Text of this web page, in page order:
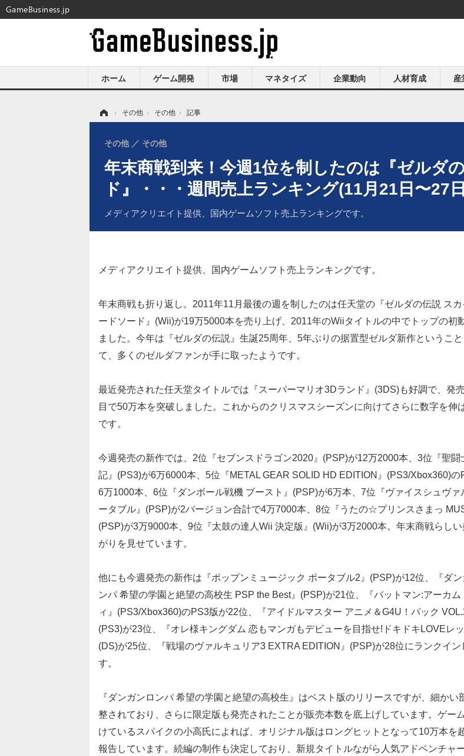
ホーム ゲーム開発 市場 マネタイズ 企業動向 人材育成 産
› その他 › その他 › 記事
年末商戦到来！今週1位を制したのは『ゼルダ
ド』・・・週間売上ランキング(11月21日〜27
メディアクリエイト提供、国内ゲームソフト売上ランキングです。
その他 その他
メディアクリエイト提供、国内ゲームソフト売上ランキングです。
年末商戦も折り返し。2011年11月最後の週を制したのは任天堂の『ゼルダの伝説 スカ
ードソード』(Wii)が19万5000本を売り上げ、2011年のWiiタイトルの中でトップの初
ました。今年は『ゼルダの伝説』生誕25周年、5年ぶりの据置型ゼルダ新作というこ
て、多くのゼルダファンが手に取ったようです。
最近発売された任天堂タイトルでは『スーパーマリオ3Dランド』(3DS)も好調で、発
目で50万本を突破しました。これからのクリスマスシーズンに向けてさらに数字を伸
です。
今週発売の新作では、2位『セブンスドラゴン2020』(PSP)が12万2000本、3位『聖闘
記』(PS3)が6万6000本、5位『METAL GEAR SOLID HD EDITION』(PS3/Xbox360)の
6万1000本、6位『ダンボール戦機 ブースト』(PSP)が6万本、7位『ヴァイスシュヴァ
ータブル』(PSP)が2バージョン合計で4万7000本、8位『うたの☆プリンスさまっ
(PSP)が3万9000本、9位『太鼓の達人Wii 決定版』(Wii)が3万2000本。年末商戦らしい
がりを見せています。
他にも今週発売の新作は『ポップンミュージック ポータブル2』(PSP)が12位、『ダン
ンパ 希望の学園と絶望の高校生 PSP the Best』(PSP)が21位、『バットマン:アーカム
ィ』(PS3/Xbox360)のPS3版が22位、『アイドルマスター アニメ＆G4U！パック
(PS3)が23位、『オレ様キングダム 恋もマンガもデビューを目指せ!ドキドキLOVEレッ
(DS)が25位、『戦場のヴァルキュリア3 EXTRA EDITION』(PSP)が28位にランクイン
す。
『ダンガンロンパ 希望の学園と絶望の高校生』はベスト版のリリースですが、細かい
整されており、さらに限定版も発売されたことが販売本数を底上げしています。ゲー
けているスパイクの小高氏によれば、オリジナル版はロングヒットとなって10万本を
報告しています。続編の制作も決定しており、新規タイトルながら人気アドベンチャ
GameBusiness.jp